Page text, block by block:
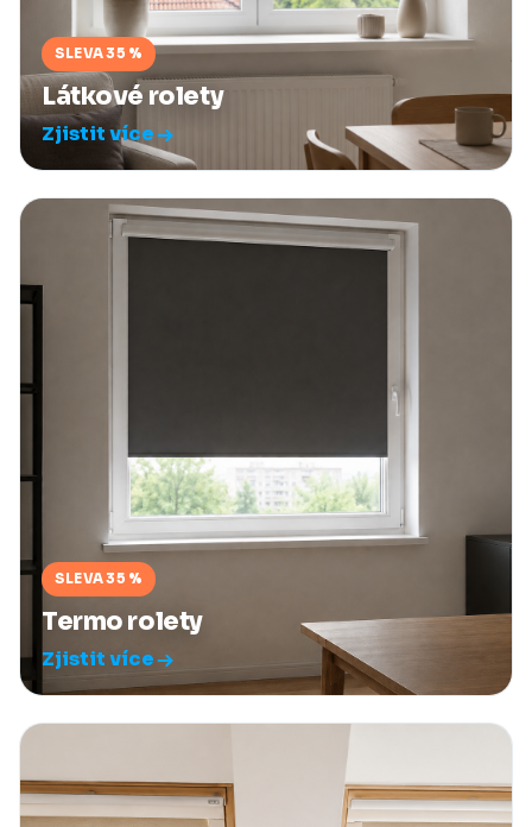
SLEVA 35 %
Látkové rolety
Zjistit více
SLEVA 35 %
Termo rolety
Zjistit více